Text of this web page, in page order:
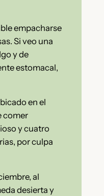
empacharse
Si veo una
y de
estomacal,
en el
comer
y cuatro
por culpa
al
desierta y